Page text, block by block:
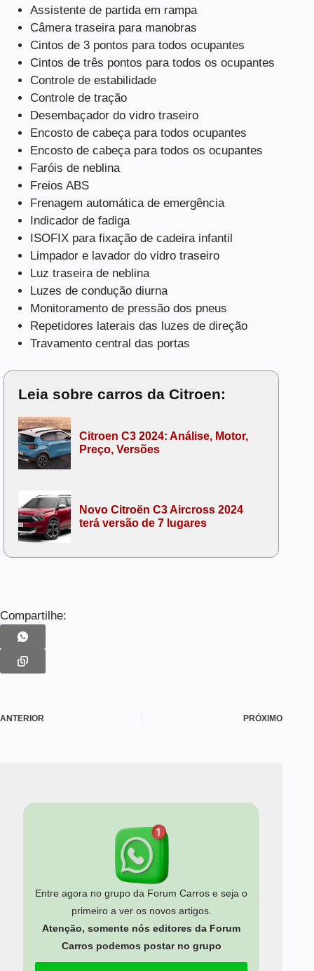
Assistente de partida em rampa
Câmera traseira para manobras
Cintos de 3 pontos para todos ocupantes
Cintos de três pontos para todos os ocupantes
Controle de estabilidade
Controle de tração
Desembaçador do vidro traseiro
Encosto de cabeça para todos ocupantes
Encosto de cabeça para todos os ocupantes
Faróis de neblina
Freios ABS
Frenagem automática de emergência
Indicador de fadiga
ISOFIX para fixação de cadeira infantil
Limpador e lavador do vidro traseiro
Luz traseira de neblina
Luzes de condução diurna
Monitoramento de pressão dos pneus
Repetidores laterais das luzes de direção
Travamento central das portas
Leia sobre carros da Citroen:
Citroen C3 2024: Análise, Motor,
Preço, Versões
Novo Citroën C3 Aircross 2024
terá versão de 7 lugares
Compartilhe:
ANTERIOR PRÓXIMO
Entre agora no grupo da Forum Carros e seja o
primeiro a ver os novos artigos.
Atenção, somente nós editores da Forum
Carros podemos postar no grupo